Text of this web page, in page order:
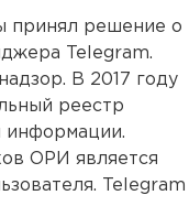
принял решение о
Telegram.
В 2017 году
реестр
информации.
ОРИ является
Telegram